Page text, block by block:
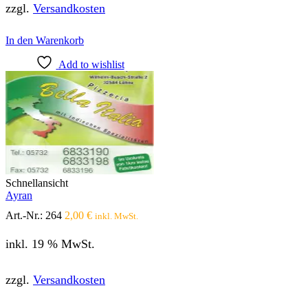
zzgl. Versandkosten
In den Warenkorb
Add to wishlist
Schnellansicht
Ayran
Art.-Nr.: 264 2,00 € inkl. MwSt.
inkl. 19 % MwSt.
zzgl. Versandkosten